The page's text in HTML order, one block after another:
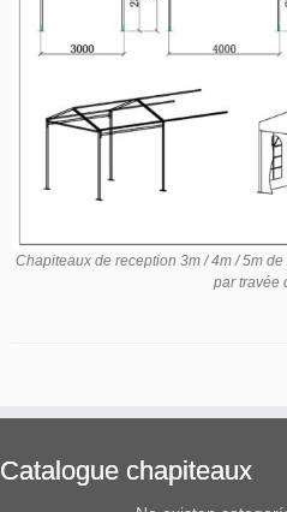
Chapiteaux de reception 3m / 4m / 5m
par travée
Catalogue chapiteaux